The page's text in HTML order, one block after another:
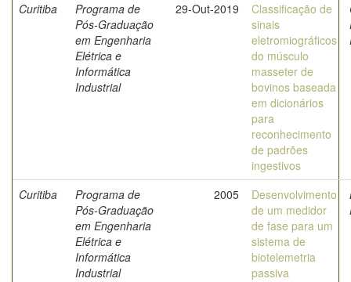
Curitiba
Programa de
Pós-Graduação
em Engenharia
Elétrica e
Informática
Industrial
29-Out-2019
Classificação de
sinais
eletromiográficos
do músculo
masseter de
bovinos baseada
em dicionários
para
reconhecimento
de padrões
ingestivos
Curitiba
Programa de
Pós-Graduação
em Engenharia
Elétrica e
Informática
Industrial
2005
Desenvolvimento
de um medidor
de fase para um
sistema de
biotelemetria
passiva